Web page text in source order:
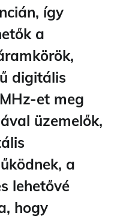
így
a
digitális
et meg
üzemelők,
a
lehetővé
hogy